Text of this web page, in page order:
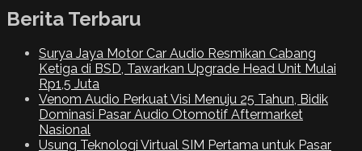
Berita Terbaru
Surya Jaya Motor Car Audio Resmikan Cabang
Ketiga di BSD, Tawarkan Upgrade Head Unit Mulai
Rp1,5 Juta
Venom Audio Perkuat Visi Menuju 25 Tahun, Bidik
Dominasi Pasar Audio Otomotif Aftermarket
Nasional
Usung Teknologi Virtual SIM Pertama untuk Pasar